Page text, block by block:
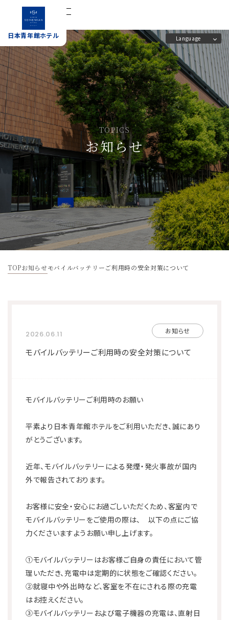
日本青年館ホテル
宿泊予約
Language
TOPICS
お知らせ
TOPお知らせモバイルバッテリーご利用時の安全対策について
2026.06.11 お知らせ
モバイルバッテリーご利用時の安全対策について
モバイルバッテリーご利用時のお願い
平素より日本青年館ホテルをご利用いただき、誠にあり
がとうございます。
近年、モバイルバッテリーによる発煙・発火事故が国内
外で報告されております。
お客様に安全・安心にお過ごしいただくため、客室内で
モバイルバッテリーをご使用の際は、 以下の点にご協
力くださいますようお願い申し上げます。
①モバイルバッテリーはお客様ご自身の責任において管
理いただき、充電中は定期的に状態をご確認ください。
②就寝中や外出時など、客室を不在にされる際の充電
はお控えください。
③モバイルバッテリーおよび電子機器の充電は、直射日
日本青年館ホテル
ホーム
客室
レストラン
会議室
宴会場
施設案内
アクセス
よくあるご質問
日本青年館の概要と歴史
宿泊予約
宿泊プラン一覧
お知らせ FAQ